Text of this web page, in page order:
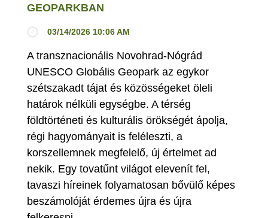
GEOPARKBAN
03/14/2026 10:06 AM
A transznacionális Novohrad-Nógrád
UNESCO Globális Geopark az egykor
szétszakadt tájat és közösségeket öleli
határok nélküli egységbe. A térség
földtörténeti és kulturális örökségét ápolja,
régi hagyományait is feléleszti, a
korszellemnek megfelelő, új értelmet ad
nekik. Egy tovatűnt világot elevenít fel,
tavaszi híreinek folyamatosan bővülő képes
beszámolóját érdemes újra és újra